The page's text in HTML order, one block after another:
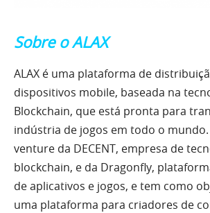
Sobre o ALAX
ALAX é uma plataforma de
dispositivos mobile, baseada na
Blockchain, que está pronta para
indústria de jogos em todo o
venture da DECENT, empresa de
blockchain, e da Dragonfly,
de aplicativos e jogos, e tem como
uma plataforma para criadores de